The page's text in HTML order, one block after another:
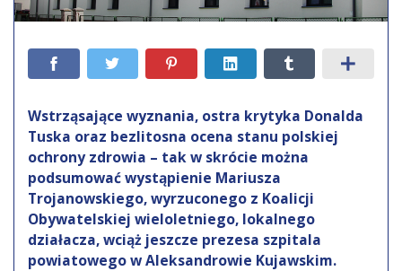
Wstrząsające wyznania, ostra krytyka Donalda
Tuska oraz bezlitosna ocena stanu polskiej
ochrony zdrowia – tak w skrócie można
podsumować wystąpienie Mariusza
Trojanowskiego, wyrzuconego z Koalicji
Obywatelskiej wieloletniego, lokalnego
działacza, wciąż jeszcze prezesa szpitala
powiatowego w Aleksandrowie Kujawskim.